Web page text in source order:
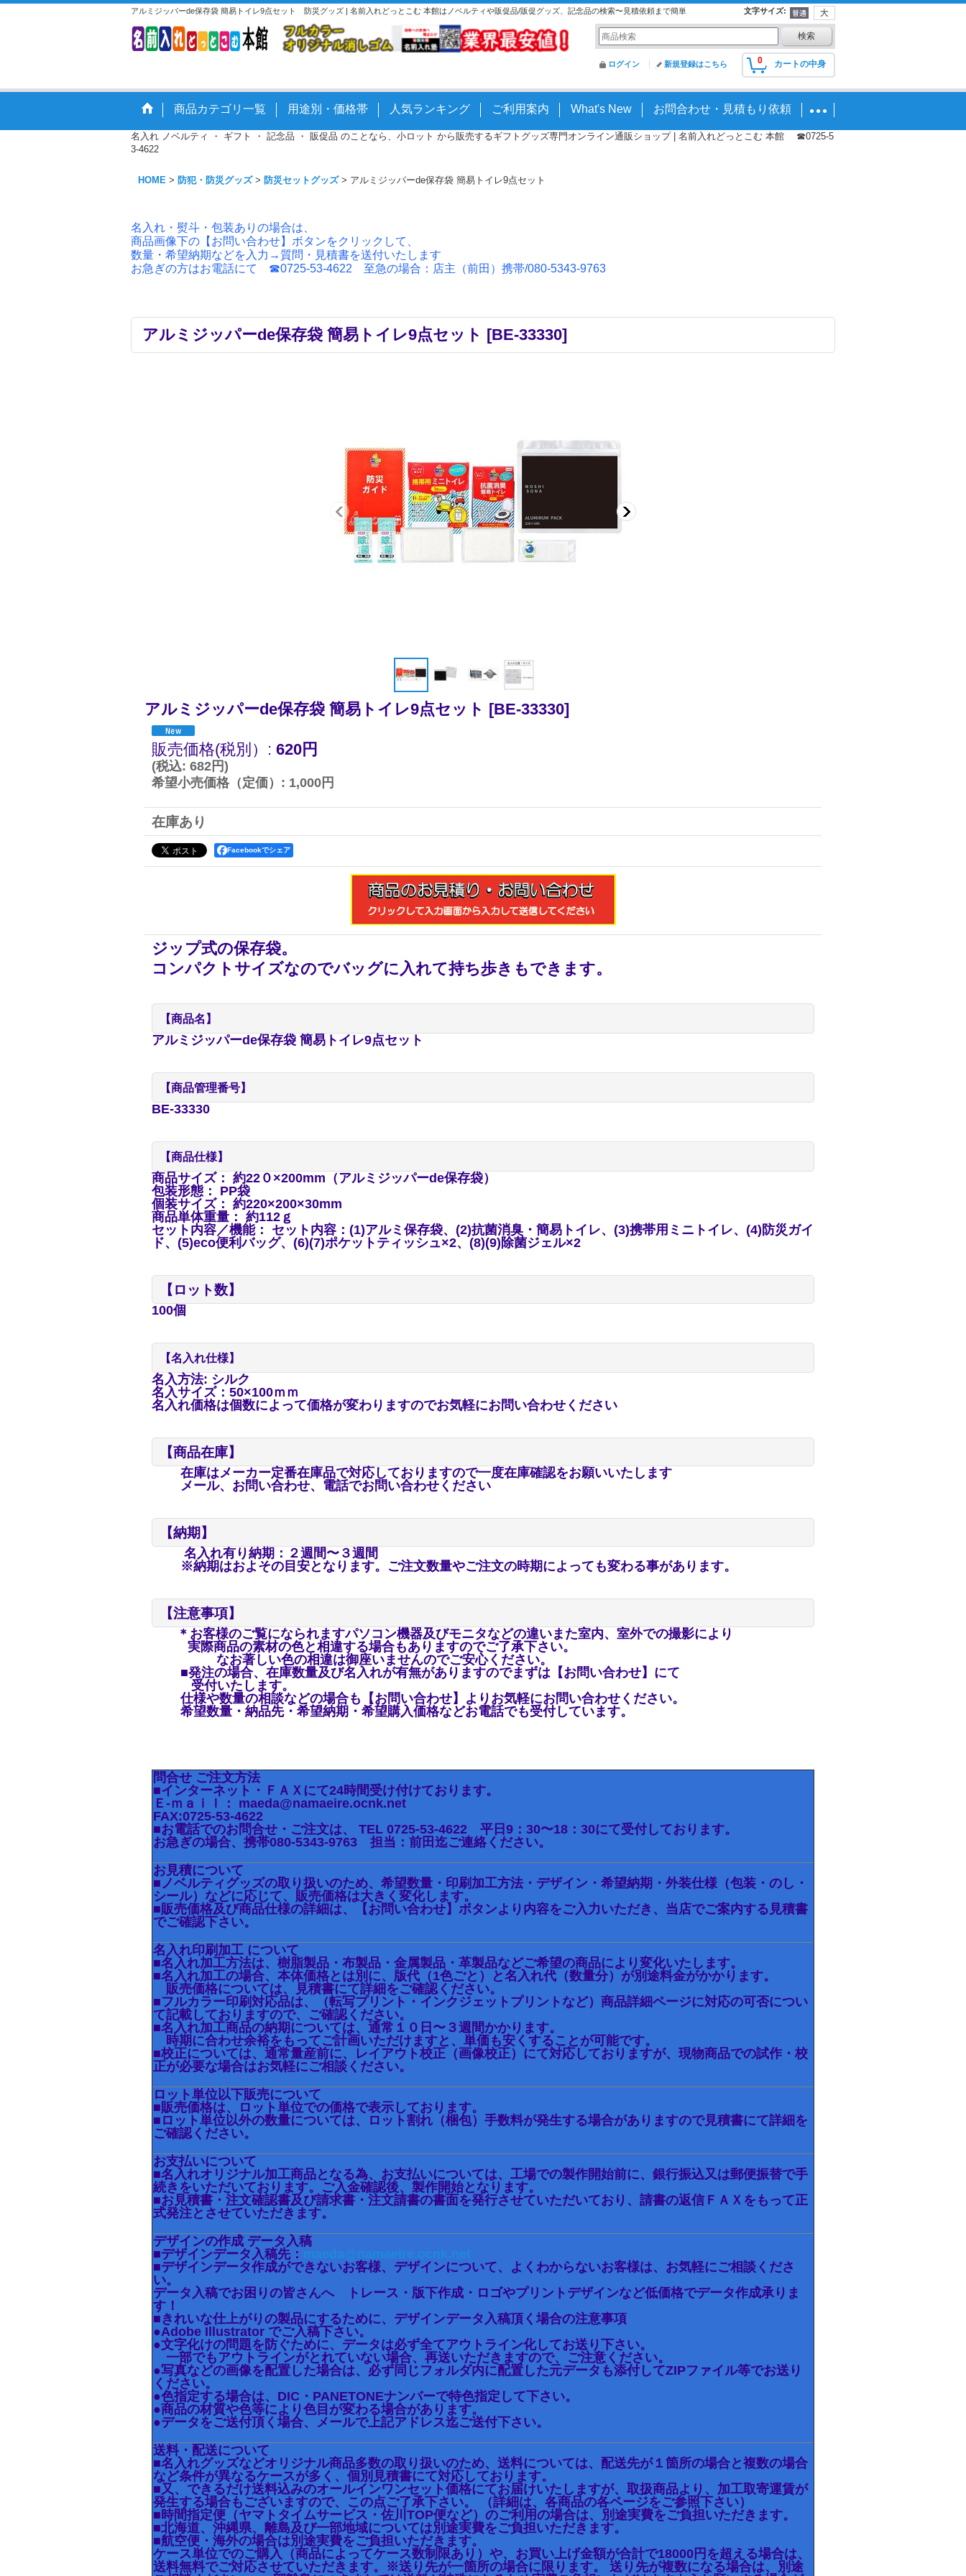
アルミジッパーde保存袋 簡易トイレ9点セット 防災グッズ | 名前入れどっとこむ 本館はノベルティや販促品/販促グッズ、記念品の検索〜見積依頼まで簡単 文字サイズ:
0 カートの中身
ログイン 新規登録はこちら
商品カテゴリ一覧 用途別・価格帯 人気ランキング ご利用案内 What's New お問合わせ・見積もり依頼
名入れ ノベルティ ・ ギフト ・ 記念品 ・ 販促品 のことなら、小ロット から販売するギフトグッズ専門オンライン通販ショップ | 名前入れどっとこむ 本館 ☎0725-5
3-4622
HOME > 防犯・防災グッズ > 防災セットグッズ > アルミジッパーde保存袋 簡易トイレ9点セット
名入れ・熨斗・包装ありの場合は、
商品画像下の【お問い合わせ】ボタンをクリックして、
数量・希望納期などを入力→質問・見積書を送付いたします
お急ぎの方はお電話にて ☎0725-53-4622 至急の場合：店主（前田）携帯/080-5343-9763
アルミジッパーde保存袋 簡易トイレ9点セット [BE-33330]
アルミジッパーde保存袋 簡易トイレ9点セット [BE-33330]
販売価格(税別） : 620円
(税込: 682円)
希望小売価格（定価） : 1,000円
在庫あり
Facebookでシェア
ジップ式の保存袋。
コンパクトサイズなのでバッグに入れて持ち歩きもできます。
【商品名】
アルミジッパーde保存袋 簡易トイレ9点セット
【商品管理番号】
BE-33330
【商品仕様】
商品サイズ： 約22０×200mm（アルミジッパーde保存袋）
包装形態： PP袋
個装サイズ： 約220×200×30mm
商品単体重量： 約112ｇ
セット内容／機能： セット内容：(1)アルミ保存袋、(2)抗菌消臭・簡易トイレ、(3)携帯用ミニトイレ、(4)防災ガイ
ド、(5)eco便利バッグ、(6)(7)ポケットティッシュ×2、(8)(9)除菌ジェル×2
【ロット数】
100個
【名入れ仕様】
名入方法: シルク
名入サイズ：50×100ｍｍ
名入れ価格は個数によって価格が変わりますのでお気軽にお問い合わせください
【商品在庫】
在庫はメーカー定番在庫品で対応しておりますので一度在庫確認をお願いいたします
メール、お問い合わせ、電話でお問い合わせください
【納期】
名入れ有り納期：２週間〜３週間
※納期はおよその目安となります。ご注文数量やご注文の時期によっても変わる事があります。
【注意事項】
＊お客様のご覧になられますパソコン機器及びモニタなどの違いまた室内、室外での撮影により
実際商品の素材の色と相違する場合もありますのでご了承下さい。
なお著しい色の相違は御座いませんのでご安心ください。
■発注の場合、在庫数量及び名入れが有無がありますのでまずは 【お問い合わせ】 にて
受付いたします。
仕様や数量の相談などの場合も 【お問い合わせ】 よりお気軽にお問い合わせください。
希望数量・納品先・希望納期・希望購入価格などお電話でも受付しています。
問合せ ご注文方法
■インターネット・ＦＡＸにて24時間受け付けております。
Ｅ-ｍａｉｌ： maeda@namaeire.ocnk.net
FAX:0725-53-4622
■お電話でのお問合せ・ご注文は、 TEL 0725-53-4622 平日9：30〜18：30にて受付しております。
お急ぎの場合、携帯080-5343-9763 担当：前田迄ご連絡ください。
お見積について
■ノベルティグッズの取り扱いのため、希望数量・印刷加工方法・デザイン・希望納期・外装仕様（包装・のし・
シール）などに応じて、販売価格は大きく変化します。
■販売価格及び商品仕様の詳細は、【お問い合わせ】ボタンより内容をご入力いただき、当店でご案内する見積書
でご確認下さい。
名入れ印刷加工 について
■名入れ加工方法は、樹脂製品・布製品・金属製品・革製品などご希望の商品により変化いたします。
■名入れ加工の場合、本体価格とは別に、版代（1色ごと）と名入れ代（数量分）が別途料金がかかります。
販売価格については、見積書にて詳細をご確認ください。
■フルカラー印刷対応品は、（転写プリント・インクジェットプリントなど）商品詳細ページに対応の可否につい
て記載しておりますので、ご確認ください。
■名入れ加工商品の納期については、通常１０日〜３週間かかります。
時期に合わせ余裕をもってご計画いただけますと、単価も安くすることが可能です。
■校正については、通常量産前に、レイアウト校正（画像校正）にて対応しておりますが、現物商品での試作・校
正が必要な場合はお気軽にご相談ください。
ロット単位以下販売について
■販売価格は、ロット単位での価格で表示しております。
■ロット単位以外の数量については、ロット割れ（梱包）手数料が発生する場合がありますので見積書にて詳細を
ご確認ください。
お支払いについて
■名入れオリジナル加工商品となる為、お支払いについては、工場での製作開始前に、銀行振込又は郵便振替で手
続きをいただいております。ご入金確認後、製作開始となります。
■お見積書・注文確認書及び請求書・注文請書の書面を発行させていただいており、請書の返信ＦＡＸをもって正
式発注とさせていただきます。
デザインの作成 データ入稿
■デザインデータ入稿先： maeda@namaeire.ocnk.net
■デザインデータ作成ができないお客様、デザインについて、よくわからないお客様は、お気軽にご相談くださ
い。
データ入稿でお困りの皆さんへ トレース・版下作成・ロゴやプリントデザインなど低価格でデータ作成承りま
す！
■きれいな仕上がりの製品にするために、デザインデータ入稿頂く場合の注意事項
●Adobe Illustrator でご入稿下さい。
●文字化けの問題を防ぐために、データは必ず全てアウトライン化してお送り下さい。
一部でもアウトラインがとれていない場合、再送いただきますので、ご注意ください。
●写真などの画像を配置した場合は、必ず同じフォルダ内に配置した元データも添付してZIPファイル等でお送り
ください。
●色指定する場合は、DIC・PANETONEナンバーで特色指定して下さい。
●商品の材質や色等により色目が変わる場合があります。
●データをご送付頂く場合、メールで上記アドレス迄ご送付下さい。
送料・配送について
■名入れグッズなどオリジナル商品多数の取り扱いのため、送料については、配送先が１箇所の場合と複数の場合
など条件が異なるケースが多く、個別見積書にて対応しております。
■又、できるだけ送料込みのオールインワンセット価格にてお届けいたしますが、取扱商品より、加工取寄運賃が
発生する場合もございますので、この点ご了承下さい。 （詳細は、各商品の各ページをご参照下さい）
■時間指定便（ヤマトタイムサービス・佐川TOP便など）のご利用の場合は、別途実費をご負担いただきます。
■北海道、沖縄県、離島及び一部地域については別途実費をご負担いただきます。
■航空便・海外の場合は別途実費をご負担いただきます。
ケース単位でのご購入（商品によってケース数制限あり）や、お買い上げ金額が合計で18000円を超える場合は、
送料無料でご対応させていただきます。※送り先が一箇所の場合に限ります。 送り先が複数になる場合は、別途